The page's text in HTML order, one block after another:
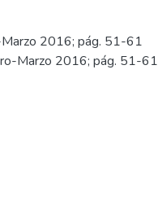
Marzo 2016; pág. 51-61
Marzo 2016; pág. 51-61